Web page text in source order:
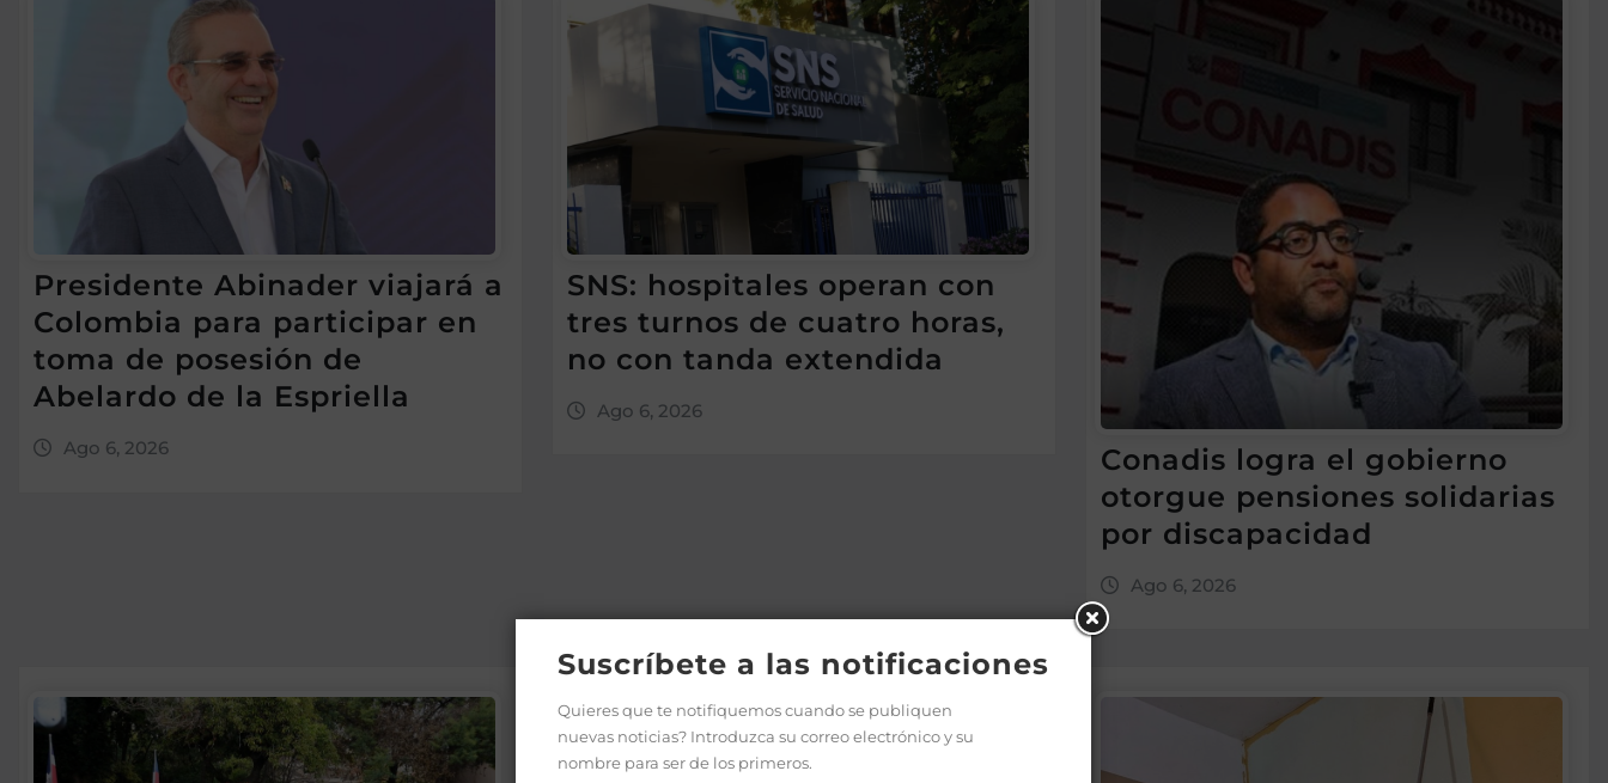
Presidente Abinader viajará a
Colombia para participar en
toma de posesión de
Abelardo de la Espriella
Ago 6, 2026
SNS: hospitales operan con
tres turnos de cuatro horas,
no con tanda extendida
Ago 6, 2026
Conadis logra el gobierno
otorgue pensiones solidarias
por discapacidad
Ago 6, 2026
Suscríbete a las notificaciones
Quieres que te notifiquemos cuando se publiquen
nuevas noticias? Introduzca su correo electrónico y su
nombre para ser de los primeros.